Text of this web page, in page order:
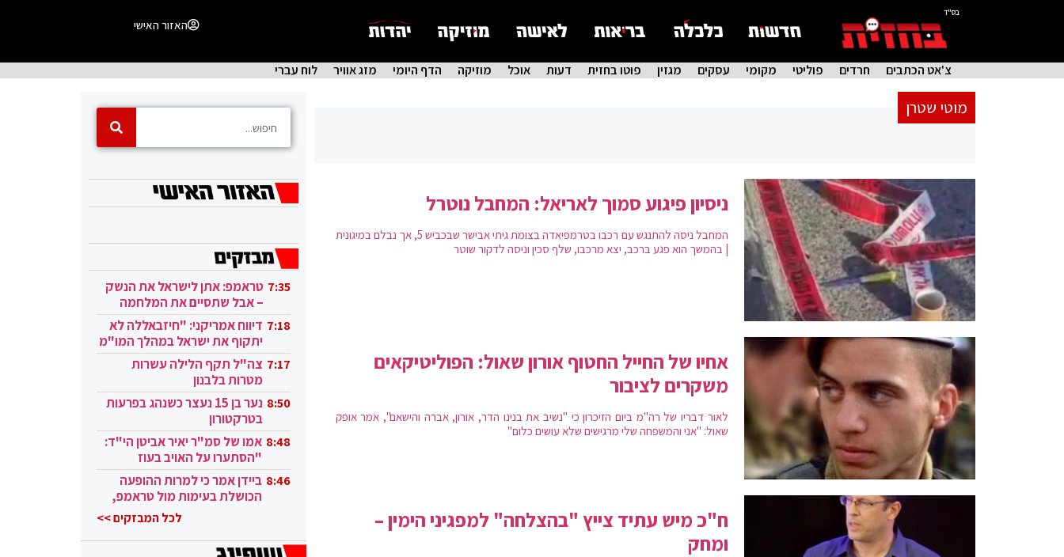
בס"ד
האזור האישי
צ'אט הכתבים חרדים פוליטי מקומי עסקים מגזין פוטו בחזית דעות אוכל מוזיקה הדף היומי מזג אוויר לוח עברי
מוטי שטרן
ניסיון פיגוע סמוך לאריאל: המחבל נוטרל
המחבל ניסה להתנגש עם רכבו בטרמפיאדה בצומת גיתי אבישר שבכביש 5, אך נבלם במיגונית
| בהמשך הוא פגע ברכב, יצא מרכבו, שלף סכין וניסה לדקור שוטר
אחיו של החייל החטוף אורון שאול: הפוליטיקאים
משקרים לציבור
לאור דבריו של רה"מ ביום הזיכרון כי "נשיב את בנינו הדר, אורון, אברה והישאם", אמר אופק
שאול: "אני והמשפחה שלי מרגישים שלא עושים כלום"
ח"כ מיש עתיד צייץ "בהצלחה" למפגיני הימין –
ומחק
7:35 טראמפ: אתן לישראל את הנשק
– אבל שתסיים את המלחמה
בעזה 7:18 דיווח אמריקני: "חיזבאללה לא
יתקוף את ישראל במהלך המו"מ
בקטאר" 7:17 צה"ל תקף הלילה עשרות
מטרות בלבנון
8:50
נער בן 15 נעצר כשנהג בפרעות
בטרקטורון
8:48 אמו של סמ"ר יאיר אביטן הי"ד:
"הסתערו על האויב בעוז
ובגבורה" 8:46 ביידן אמר כי למרות ההופעה
הכושלת בעימות מול טראמפ,
לכל המבזקים >>